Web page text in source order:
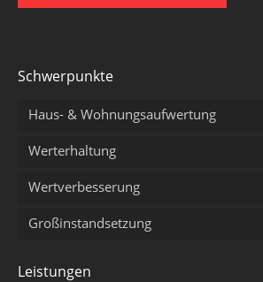
Schwerpunkte
Haus- & Wohnungsaufwertung
Werterhaltung
Wertverbesserung
Großinstandsetzung
Leistungen